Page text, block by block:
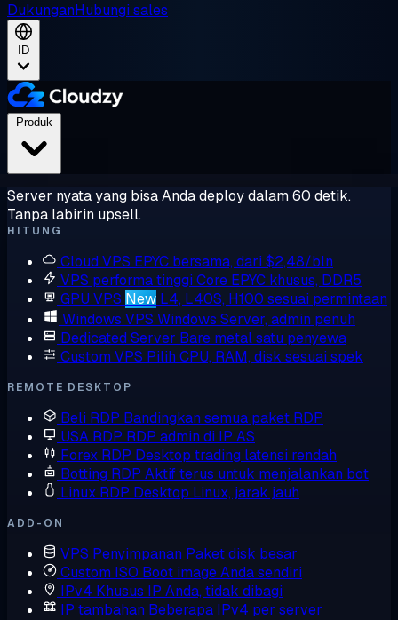
DukunganHubungi sales
ID
Server nyata yang bisa Anda deploy dalam 60 detik.
Tanpa labirin upsell.
HITUNG
Cloud VPS EPYC bersama, dari $2,48/bln
VPS performa tinggi Core EPYC khusus, DDR5
GPU VPS New L4, L40S, H100 sesuai permintaan
Windows VPS Windows Server, admin penuh
Dedicated Server Bare metal satu penyewa
Custom VPS Pilih CPU, RAM, disk sesuai spek
REMOTE DESKTOP
Beli RDP Bandingkan semua paket RDP
USA RDP RDP admin di IP AS
Forex RDP Desktop trading latensi rendah
Botting RDP Aktif terus untuk menjalankan bot
Linux RDP Desktop Linux, jarak jauh
ADD-ON
VPS Penyimpanan Paket disk besar
Custom ISO Boot image Anda sendiri
IPv4 Khusus IP Anda, tidak dibagi
IP tambahan Beberapa IPv4 per server